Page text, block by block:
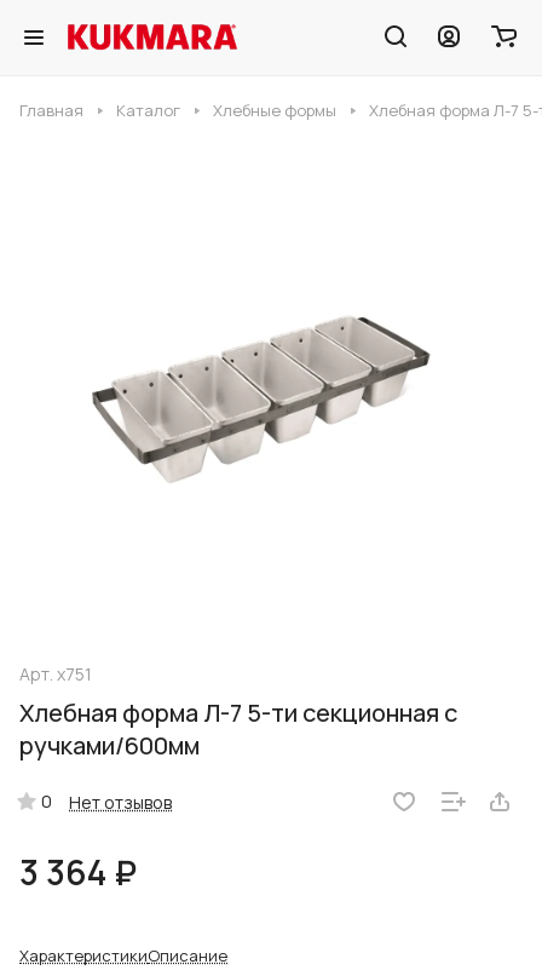
Главная Каталог Хлебные формы Хлебная форма Л-7
Арт. х751
Хлебная форма Л-7 5-ти секционная с
ручками/600мм
0 Нет отзывов
3 364 ₽
ХарактеристикиОписание